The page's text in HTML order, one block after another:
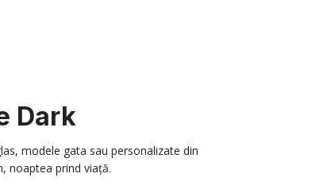
Dark
modele gata sau personalizate din
noaptea prind viață.